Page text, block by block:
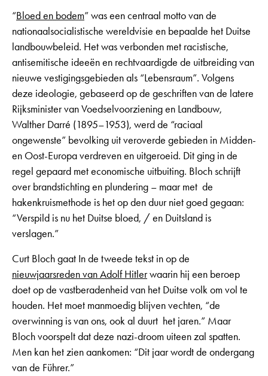
“Bloed en bodem” was een centraal motto van de
nationaalsocialistische wereldvisie en bepaalde het Duitse
landbouwbeleid. Het was verbonden met racistische,
antisemitische ideeën en rechtvaardigde de uitbreiding van
nieuwe vestigingsgebieden als “Lebensraum”. Volgens
deze ideologie, gebaseerd op de geschriften van de latere
Rijksminister van Voedselvoorziening en Landbouw,
Walther Darré (1895–1953), werd de “raciaal
ongewenste” bevolking uit veroverde gebieden in Midden-
en Oost-Europa verdreven en uitgeroeid. Dit ging in de
regel gepaard met economische uitbuiting. Bloch schrijft
over brandstichting en plundering – maar met de
hakenkruismethode is het op den duur niet goed gegaan:
“Verspild is nu het Duitse bloed, / en Duitsland is
verslagen.”
Curt Bloch gaat In de tweede tekst in op de
nieuwjaarsreden van Adolf Hitlerwaarin hij een beroep
doet op de vastberadenheid van het Duitse volk om vol te
houden. Het moet manmoedig blijven vechten, “de
overwinning is van ons, ook al duurt het jaren.” Maar
Bloch voorspelt dat deze nazi-droom uiteen zal spatten.
Men kan het zien aankomen: “Dit jaar wordt de ondergang
van de Führer.”